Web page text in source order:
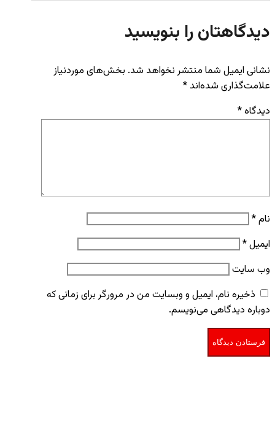
دیدگاهتان را بنویسید
نشانی ایمیل شما منتشر نخواهد شد. بخش‌های موردنیاز
علامت‌گذاری شده‌اند *
دیدگاه*
نام*
ایمیل*
وب‌ سایت
ذخیره نام، ایمیل و وبسایت من در مرورگر برای زمانی که
دوباره دیدگاهی می‌نویسم.